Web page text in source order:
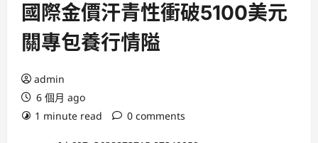
國際金價汗青性衝破5100美元
關專包養行情隘
admin
6 個月 ago
1 minute read
0 comments